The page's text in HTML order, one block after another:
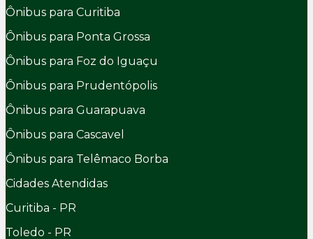
Ônibus para Curitiba
Ônibus para Ponta Grossa
Ônibus para Foz do Iguaçu
Ônibus para Prudentópolis
Ônibus para Guarapuava
Ônibus para Cascavel
Ônibus para Telêmaco Borba
Cidades Atendidas
Curitiba - PR
Toledo - PR